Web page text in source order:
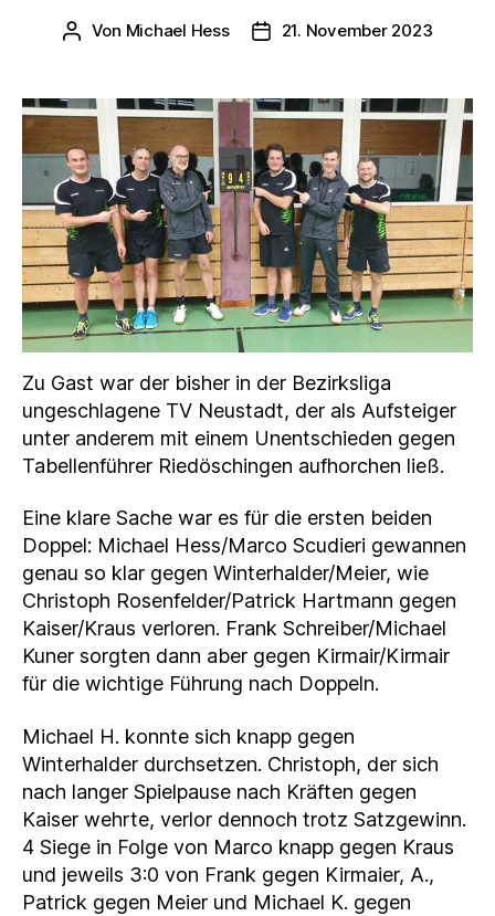
Beitragsautor
Von Michael Hess Veröffentlichungsdatum
21. November 2023
Zu Gast war der bisher in der Bezirksliga
ungeschlagene TV Neustadt, der als Aufsteiger
unter anderem mit einem Unentschieden gegen
Tabellenführer Riedöschingen aufhorchen ließ.
Eine klare Sache war es für die ersten beiden
Doppel: Michael Hess/Marco Scudieri gewannen
genau so klar gegen Winterhalder/Meier, wie
Christoph Rosenfelder/Patrick Hartmann gegen
Kaiser/Kraus verloren. Frank Schreiber/Michael
Kuner sorgten dann aber gegen Kirmair/Kirmair
für die wichtige Führung nach Doppeln.
Michael H. konnte sich knapp gegen
Winterhalder durchsetzen. Christoph, der sich
nach langer Spielpause nach Kräften gegen
Kaiser wehrte, verlor dennoch trotz Satzgewinn.
4 Siege in Folge von Marco knapp gegen Kraus
und jeweils 3:0 von Frank gegen Kirmaier, A.,
Patrick gegen Meier und Michael K. gegen